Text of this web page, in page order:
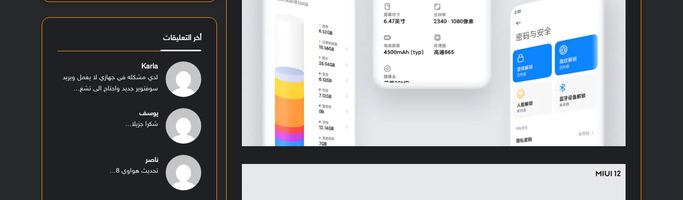
أخر التعليقات
Karla
لدي مشكله في جهازي لا يعمل ويريد
سوفتوير جديد واحتاج الى تشغ...
يوسف
شكرا جزيلا...
ناصر
تحديث هواوي 8...